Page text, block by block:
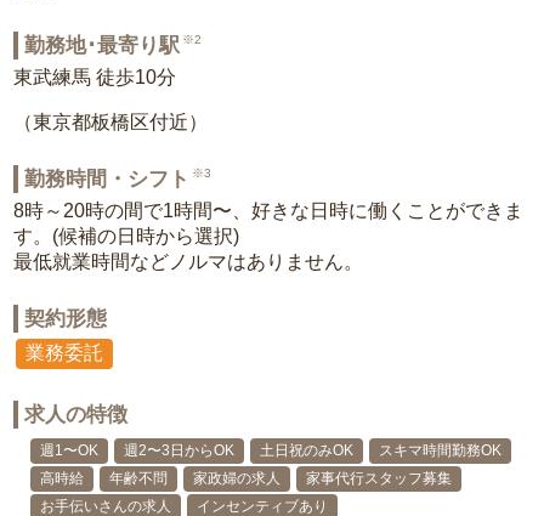
勤務地･最寄り駅 ※2
東武練馬 徒歩10分
（東京都板橋区付近）
勤務時間・シフト ※3
8時～20時の間で1時間〜、好きな日時に働くことができま
す。(候補の日時から選択)
最低就業時間などノルマはありません。
契約形態
業務委託
求人の特徴
週1〜OK 週2〜3日からOK 土日祝のみOK
スキマ時間勤務OK
高時給
年齢不問 家政婦の求人
家事代行スタッフ募集
お手伝いさんの求人
インセンティブあり